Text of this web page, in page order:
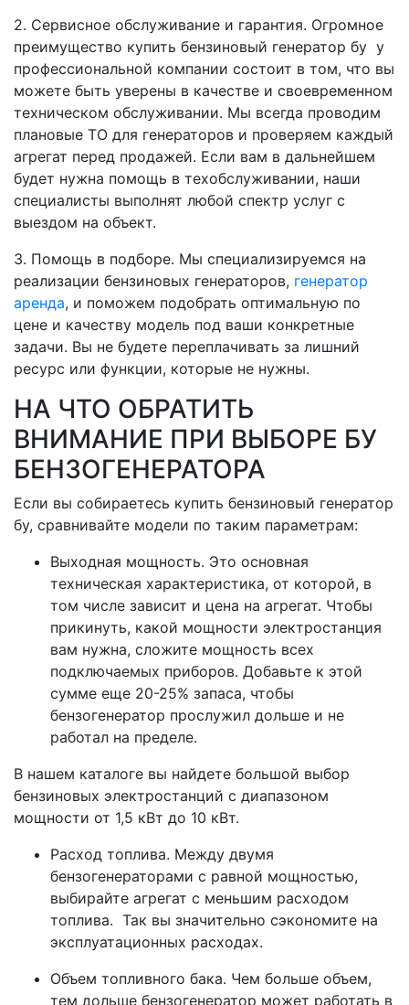
2. Сервисное обслуживание и гарантия. Огромное
преимущество купить бензиновый генератор бу у
профессиональной компании состоит в том, что вы
можете быть уверены в качестве и своевременном
техническом обслуживании. Мы всегда проводим
плановые ТО для генераторов и проверяем каждый
агрегат перед продажей. Если вам в дальнейшем
будет нужна помощь в техобслуживании, наши
специалисты выполнят любой спектр услуг с
выездом на объект.
3. Помощь в подборе. Мы специализируемся на
реализации бензиновых генераторов, генератор
аренда, и поможем подобрать оптимальную по
цене и качеству модель под ваши конкретные
задачи. Вы не будете переплачивать за лишний
ресурс или функции, которые не нужны.
НА ЧТО ОБРАТИТЬ
ВНИМАНИЕ ПРИ ВЫБОРЕ БУ
БЕНЗОГЕНЕРАТОРА
Если вы собираетесь купить бензиновый генератор
бу, сравнивайте модели по таким параметрам:
Выходная мощность. Это основная
техническая характеристика, от которой, в
том числе зависит и цена на агрегат. Чтобы
прикинуть, какой мощности электростанция
вам нужна, сложите мощность всех
подключаемых приборов. Добавьте к этой
сумме еще 20-25% запаса, чтобы
бензогенератор прослужил дольше и не
работал на пределе.
В нашем каталоге вы найдете большой выбор
бензиновых электростанций с диапазоном
мощности от 1,5 кВт до 10 кВт.
Расход топлива. Между двумя
бензогенераторами с равной мощностью,
выбирайте агрегат с меньшим расходом
топлива. Так вы значительно сэкономите на
эксплуатационных расходах.
Объем топливного бака. Чем больше объем,
тем дольше бензогенератор может работать в